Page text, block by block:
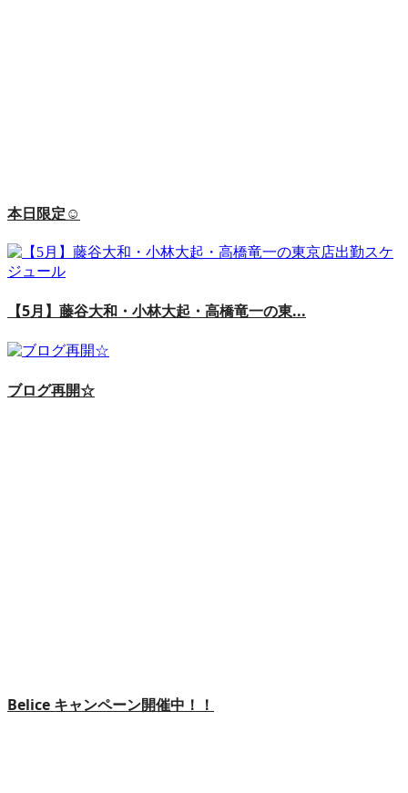
本日限定☺
【5月】藤谷大和・小林大起・高橋竜一の東...
ブログ再開☆
Belice キャンペーン開催中！！